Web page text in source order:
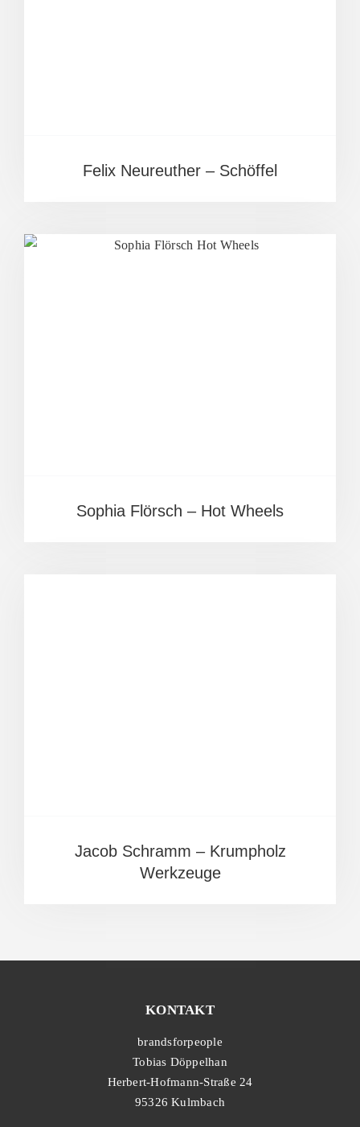
Felix Neureuther – Schöffel
Sophia Flörsch – Hot Wheels
Jacob Schramm – Krumpholz
Werkzeuge
KONTAKT
brandsforpeople
Tobias Döppelhan
Herbert-Hofmann-Straße 24
95326 Kulmbach